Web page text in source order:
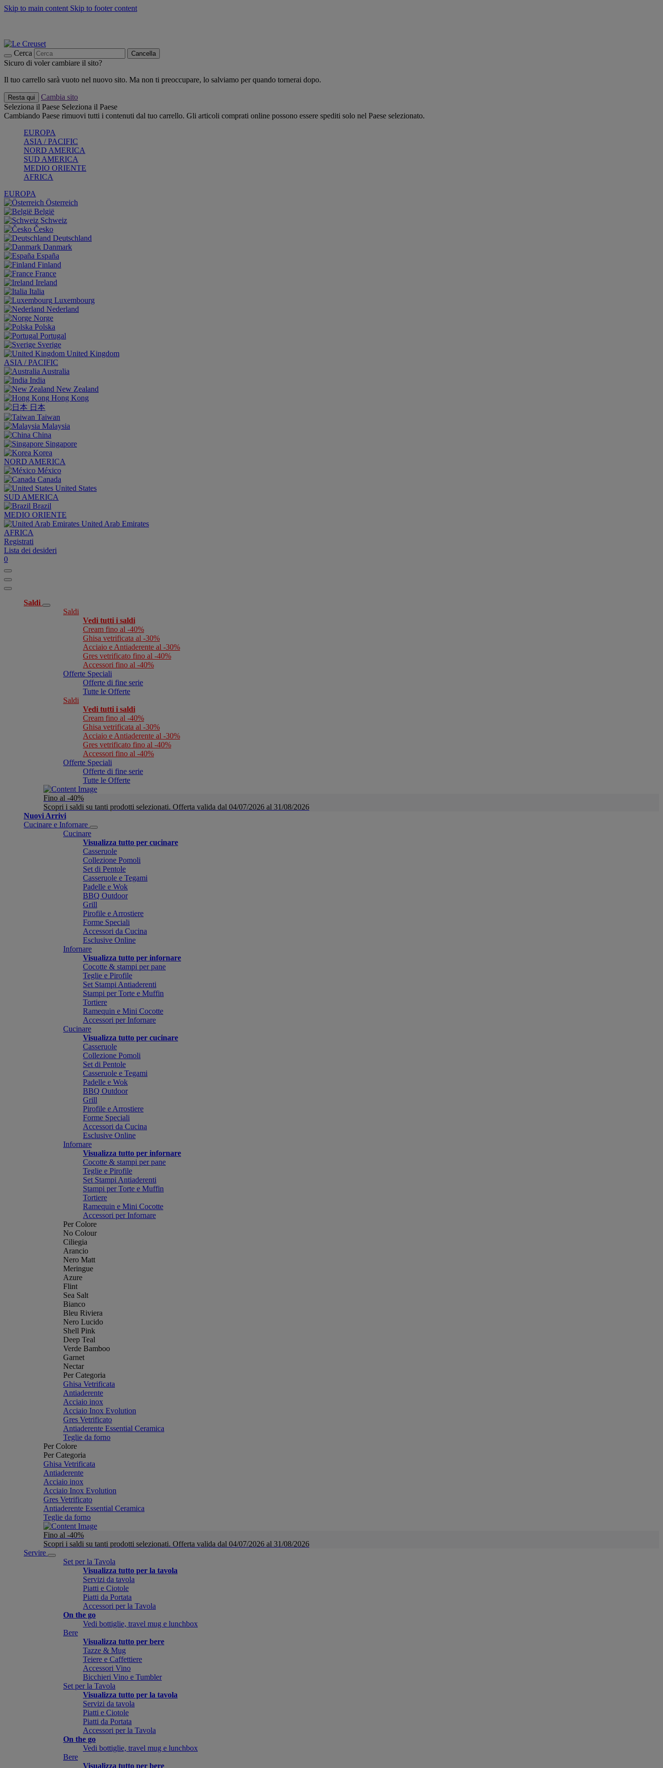
Skip to main content Skip to footer content
Cerca Cancella
Sicuro di voler cambiare il sito?
Il tuo carrello sarà vuoto nel nuovo sito. Ma non ti preoccupare, lo salviamo per quando tornerai dopo.
Resta qui
Cambia sito
Seleziona il Paese Seleziona il Paese
Cambiando Paese rimuovi tutti i contenuti dal tuo carrello. Gli articoli comprati online possono essere spediti solo nel Paese selezionato.
EUROPA
ASIA / PACIFIC
NORD AMERICA
SUD AMERICA
MEDIO ORIENTE
AFRICA
EUROPA
Österreich
België
Schweiz
Česko
Deutschland
Danmark
España
Finland
France
Ireland
Italia
Luxembourg
Nederland
Norge
Polska
Portugal
Sverige
United Kingdom
ASIA / PACIFIC
Australia
India
New Zealand
Hong Kong
日本
Taiwan
Malaysia
China
Singapore
Korea
NORD AMERICA
México
Canada
United States
SUD AMERICA
Brazil
MEDIO ORIENTE
United Arab Emirates
AFRICA
Registrati
Lista dei desideri
0
Saldi
Saldi
Vedi tutti i saldi
Cream fino al -40%
Ghisa vetrificata al -30%
Acciaio e Antiaderente al -30%
Gres vetrificato fino al -40%
Accessori fino al -40%
Offerte Speciali
Offerte di fine serie
Tutte le Offerte
Saldi
Vedi tutti i saldi
Cream fino al -40%
Ghisa vetrificata al -30%
Acciaio e Antiaderente al -30%
Gres vetrificato fino al -40%
Accessori fino al -40%
Offerte Speciali
Offerte di fine serie
Tutte le Offerte
Fino al -40%
Scopri i saldi su tanti prodotti selezionati. Offerta valida dal 04/07/2026 al 31/08/2026
Nuovi Arrivi
Cucinare e Infornare
Cucinare
Visualizza tutto per cucinare
Casseruole
Collezione Pomoli
Set di Pentole
Casseruole e Tegami
Padelle e Wok
BBQ Outdoor
Grill
Pirofile e Arrostiere
Forme Speciali
Accessori da Cucina
Esclusive Online
Infornare
Visualizza tutto per infornare
Cocotte & stampi per pane
Teglie e Pirofile
Set Stampi Antiaderenti
Stampi per Torte e Muffin
Tortiere
Ramequin e Mini Cocotte
Accessori per Infornare
Cucinare
Visualizza tutto per cucinare
Casseruole
Collezione Pomoli
Set di Pentole
Casseruole e Tegami
Padelle e Wok
BBQ Outdoor
Grill
Pirofile e Arrostiere
Forme Speciali
Accessori da Cucina
Esclusive Online
Infornare
Visualizza tutto per infornare
Cocotte & stampi per pane
Teglie e Pirofile
Set Stampi Antiaderenti
Stampi per Torte e Muffin
Tortiere
Ramequin e Mini Cocotte
Accessori per Infornare
Per Colore
No Colour
Ciliegia
Arancio
Nero Matt
Meringue
Azure
Flint
Sea Salt
Bianco
Bleu Riviera
Nero Lucido
Shell Pink
Deep Teal
Verde Bamboo
Garnet
Nectar
Per Categoria
Ghisa Vetrificata
Antiaderente
Acciaio inox
Acciaio Inox Evolution
Gres Vetrificato
Antiaderente Essential Ceramica
Teglie da forno
Per Colore
Per Categoria
Ghisa Vetrificata
Antiaderente
Acciaio inox
Acciaio Inox Evolution
Gres Vetrificato
Antiaderente Essential Ceramica
Teglie da forno
Fino al -40%
Scopri i saldi su tanti prodotti selezionati. Offerta valida dal 04/07/2026 al 31/08/2026
Servire
Set per la Tavola
Visualizza tutto per la tavola
Servizi da tavola
Piatti e Ciotole
Piatti da Portata
Accessori per la Tavola
On the go
Vedi bottiglie, travel mug e lunchbox
Bere
Visualizza tutto per bere
Tazze & Mug
Teiere e Caffettiere
Accessori Vino
Bicchieri Vino e Tumbler
Set per la Tavola
Visualizza tutto per la tavola
Servizi da tavola
Piatti e Ciotole
Piatti da Portata
Accessori per la Tavola
On the go
Vedi bottiglie, travel mug e lunchbox
Bere
Visualizza tutto per bere